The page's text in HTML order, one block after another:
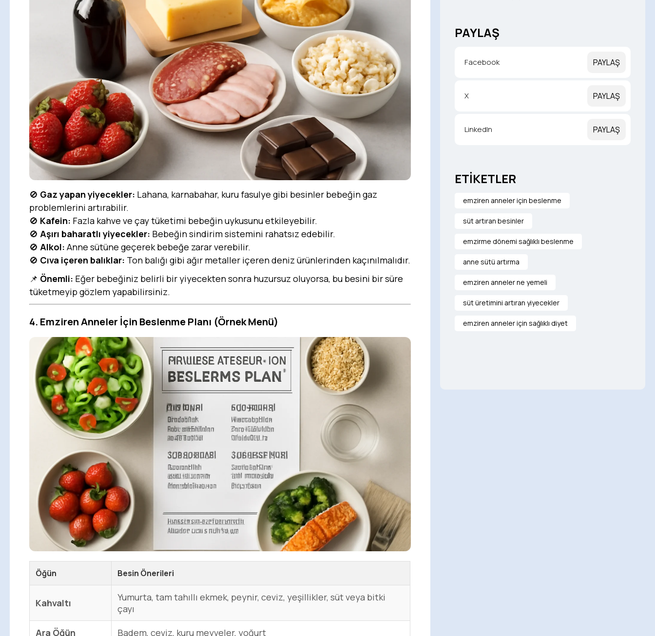
🚫 Gaz yapan yiyecekler: Lahana, karnabahar, kuru fasulye gibi besinler bebeğin gaz
problemlerini artırabilir.
🚫 Kafein: Fazla kahve ve çay tüketimi bebeğin uykusunu etkileyebilir.
🚫 Aşırı baharatlı yiyecekler: Bebeğin sindirim sistemini rahatsız edebilir.
🚫 Alkol: Anne sütüne geçerek bebeğe zarar verebilir.
🚫 Cıva içeren balıklar: Ton balığı gibi ağır metaller içeren deniz ürünlerinden kaçınılmalıdır.
📌 Önemli: Eğer bebeğiniz belirli bir yiyecekten sonra huzursuz oluyorsa, bu besini bir süre
tüketmeyip gözlem yapabilirsiniz.
4. Emziren Anneler İçin Beslenme Planı (Örnek Menü)
Öğün Besin Önerileri
Kahvaltı
Yumurta, tam tahıllı ekmek, peynir, ceviz, yeşillikler, süt veya bitki
çayı
Ara Öğün Badem, ceviz, kuru meyveler, yoğurt
PAYLAŞ
Facebook PAYLAŞ
X PAYLAŞ
LinkedIn PAYLAŞ
ETİKETLER
emziren anneler için beslenme
süt artıran besinler
emzirme dönemi sağlıklı beslenme
anne sütü artırma
emziren anneler ne yemeli
süt üretimini artıran yiyecekler
emziren anneler için sağlıklı diyet